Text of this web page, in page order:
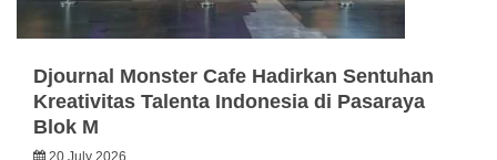
Djournal Monster Cafe Hadirkan Sentuhan
Kreativitas Talenta Indonesia di Pasaraya
Blok M
20 July 2026